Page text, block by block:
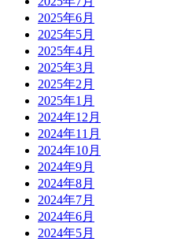
2025年6月
2025年5月
2025年4月
2025年3月
2025年2月
2025年1月
2024年12月
2024年11月
2024年10月
2024年9月
2024年8月
2024年7月
2024年6月
2024年5月